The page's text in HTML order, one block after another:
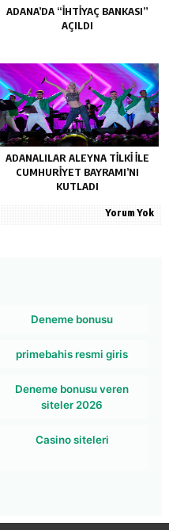
ADANA’DA “İHTİYAÇ BANKASI”
AÇILDI
ADANALILAR ALEYNA TİLKİ İLE
CUMHURİYET BAYRAMI’NI
KUTLADI
Yorum Yok
Deneme bonusu
primebahis resmi giris
Deneme bonusu veren
siteler 2026
Casino siteleri